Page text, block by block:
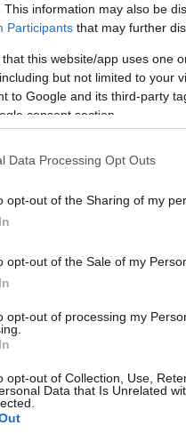
This information may also be
Participants that may further
that this website/app uses one
but not limited to your
to Google and its third-party
consent section.
Data Processing Opt Outs
opt-out of the Sharing of my
opt-out of the Sale of my
opt-out of processing my
opt-out of Collection, Use,
Data that Is Unrelated
του Συνδέσμου
Αυτό είναι το
μετακυλίεται
πριν από τον πόλεμο,
παραγωγή και το
παραγωγής», αναφέρει
μπορούν να αντέξουν
ενώ άλλοι